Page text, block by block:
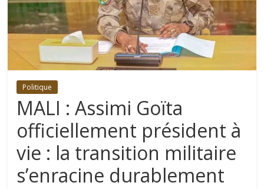
Politique
MALI : Assimi Goïta
officiellement président à
vie : la transition militaire
s’enracine durablement